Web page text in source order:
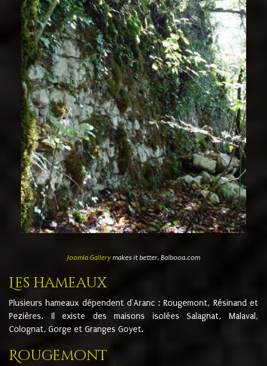
Joomla Gallerymakes it better. Balbooa.com
Les hameaux
Plusieurs hameaux dépendent d'Aranc : Rougemont, Résinand et
Pezières. Il existe des maisons isolées Salagnat, Malaval,
Colognat, Gorge et Granges Goyet.
Rougemont